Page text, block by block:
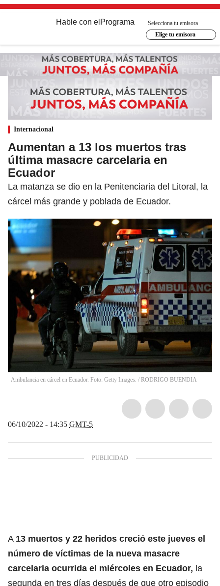
Hable con el Programa
Selecciona tu emisora
Elige tu emisora
Internacional
Aumentan a 13 los muertos tras
última masacre carcelaria en
Ecuador
La matanza se dio en la Penitenciaria del Litoral, la
cárcel más grande y poblada de Ecuador.
Ambulancia en cárcel en Ecuador. Foto: Getty Images. / RODRIGO BUENDIA
06/10/2022 - 14:35 GMT-5
A 13 muertos y 22 heridos creció este jueves el
número de víctimas de la nueva masacre
carcelaria ocurrida el miércoles en Ecuador, la
segunda en tres días después de que otro episodio